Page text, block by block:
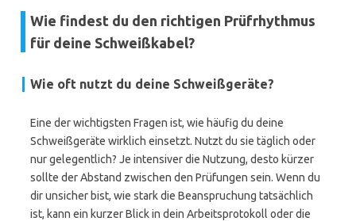
Wie findest du den richtigen Prüfrhythmus
für deine Schweißkabel?
Wie oft nutzt du deine Schweißgeräte?
Eine der wichtigsten Fragen ist, wie häufig du deine
Schweißgeräte wirklich einsetzt. Nutzt du sie täglich oder
nur gelegentlich? Je intensiver die Nutzung, desto kürzer
sollte der Abstand zwischen den Prüfungen sein. Wenn du
dir unsicher bist, wie stark die Beanspruchung tatsächlich
ist, kann ein kurzer Blick in dein Arbeitsprotokoll oder die